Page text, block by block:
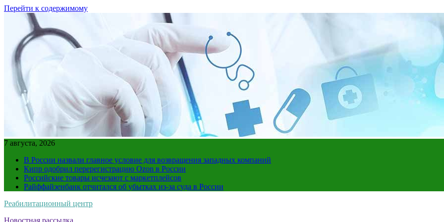
Перейти к содержимому
7 августа, 2026
В России назвали главное условие для возвращения западных компаний
Кипр одобрил перерегистрацию Ozon в России
Российские товары исчезают с маркетплейсов
Райффайзенбанк отчитался об убытках из-за суда в России
Реабилитационный центр
Новостная рассылка